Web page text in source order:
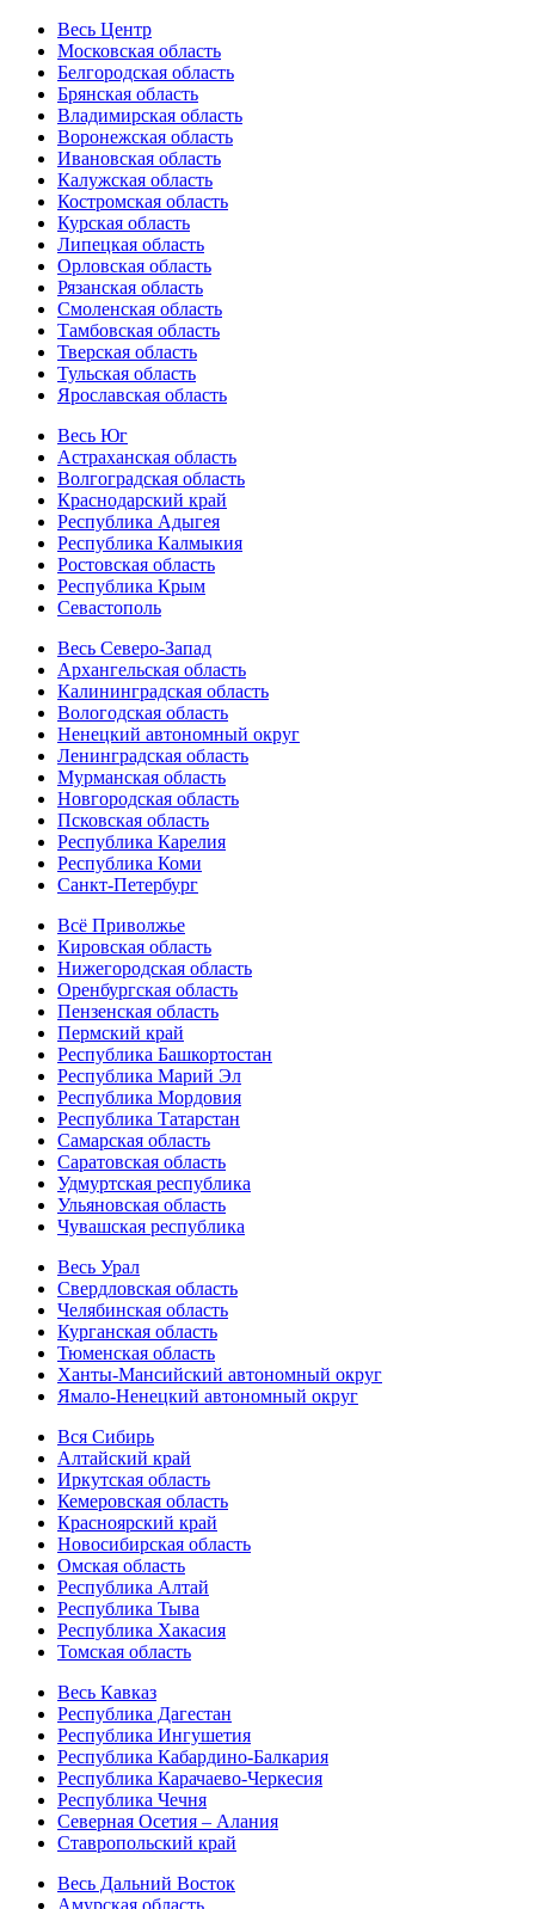
Весь Центр
Московская область
Белгородская область
Брянская область
Владимирская область
Воронежская область
Ивановская область
Калужская область
Костромская область
Курская область
Липецкая область
Орловская область
Рязанская область
Смоленская область
Тамбовская область
Тверская область
Тульская область
Ярославская область
Весь Юг
Астраханская область
Волгоградская область
Краснодарский край
Республика Адыгея
Республика Калмыкия
Ростовская область
Республика Крым
Севастополь
Весь Северо-Запад
Архангельская область
Калининградская область
Вологодская область
Ненецкий автономный округ
Ленинградская область
Мурманская область
Новгородская область
Псковская область
Республика Карелия
Республика Коми
Санкт-Петербург
Всё Приволжье
Кировская область
Нижегородская область
Оренбургская область
Пензенская область
Пермский край
Республика Башкортостан
Республика Марий Эл
Республика Мордовия
Республика Татарстан
Самарская область
Саратовская область
Удмуртская республика
Ульяновская область
Чувашская республика
Весь Урал
Свердловская область
Челябинская область
Курганская область
Тюменская область
Ханты-Мансийский автономный округ
Ямало-Ненецкий автономный округ
Вся Сибирь
Алтайский край
Иркутская область
Кемеровская область
Красноярский край
Новосибирская область
Омская область
Республика Алтай
Республика Тыва
Республика Хакасия
Томская область
Весь Кавказ
Республика Дагестан
Республика Ингушетия
Республика Кабардино-Балкария
Республика Карачаево-Черкесия
Республика Чечня
Северная Осетия – Алания
Ставропольский край
Весь Дальний Восток
Амурская область